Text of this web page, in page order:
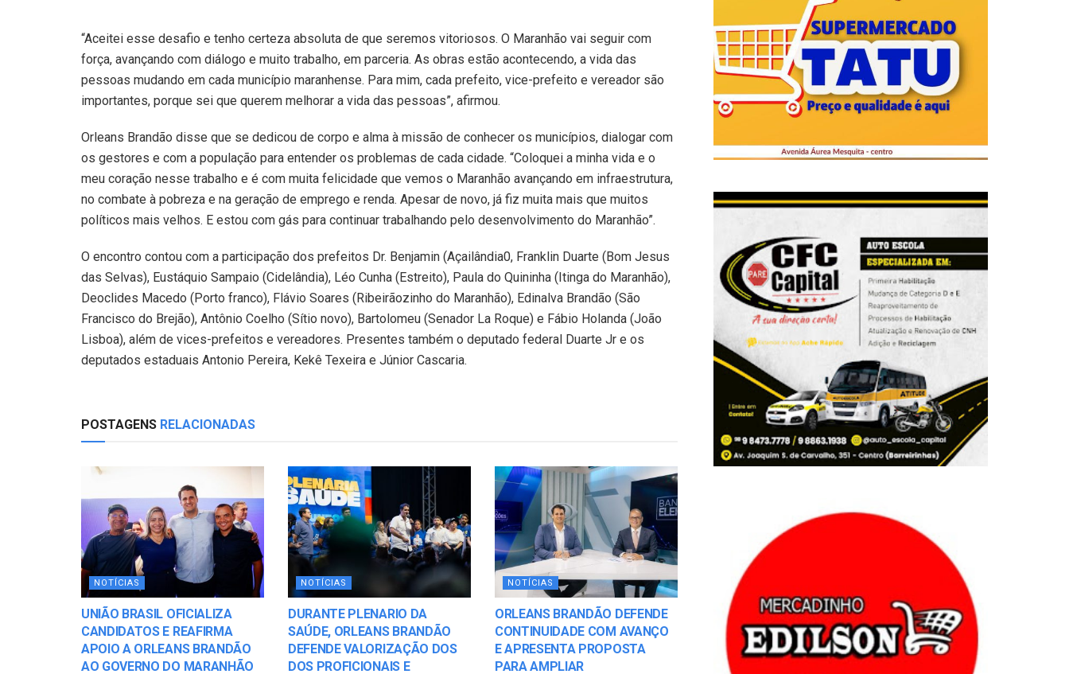
“Aceitei esse desafio e tenho certeza absoluta de que seremos vitoriosos. O Maranhão vai seguir com
força, avançando com diálogo e muito trabalho, em parceria. As obras estão acontecendo, a vida das
pessoas mudando em cada município maranhense. Para mim, cada prefeito, vice-prefeito e vereador são
importantes, porque sei que querem melhorar a vida das pessoas”, afirmou.
Orleans Brandão disse que se dedicou de corpo e alma à missão de conhecer os municípios, dialogar com
os gestores e com a população para entender os problemas de cada cidade. “Coloquei a minha vida e o
meu coração nesse trabalho e é com muita felicidade que vemos o Maranhão avançando em infraestrutura,
no combate à pobreza e na geração de emprego e renda. Apesar de novo, já fiz muita mais que muitos
políticos mais velhos. E estou com gás para continuar trabalhando pelo desenvolvimento do Maranhão”.
O encontro contou com a participação dos prefeitos Dr. Benjamin (Açailândia0, Franklin Duarte (Bom Jesus
das Selvas), Eustáquio Sampaio (Cidelândia), Léo Cunha (Estreito), Paula do Quininha (Itinga do Maranhão),
Deoclides Macedo (Porto franco), Flávio Soares (Ribeirãozinho do Maranhão), Edinalva Brandão (São
Francisco do Brejão), Antônio Coelho (Sítio novo), Bartolomeu (Senador La Roque) e Fábio Holanda (João
Lisboa), além de vices-prefeitos e vereadores. Presentes também o deputado federal Duarte Jr e os
deputados estaduais Antonio Pereira, Kekê Texeira e Júnior Cascaria.
POSTAGENS RELACIONADAS
NOTÍCIAS
UNIÃO BRASIL OFICIALIZA
CANDIDATOS E REAFIRMA
APOIO A ORLEANS BRANDÃO
AO GOVERNO DO MARANHÃO
NOTÍCIAS
DURANTE PLENARIO DA
SAÚDE, ORLEANS BRANDÃO
DEFENDE VALORIZAÇÃO DOS
DOS PROFICIONAIS E
NOTÍCIAS
ORLEANS BRANDÃO DEFENDE
CONTINUIDADE COM AVANÇO
E APRESENTA PROPOSTA
PARA AMPLIAR